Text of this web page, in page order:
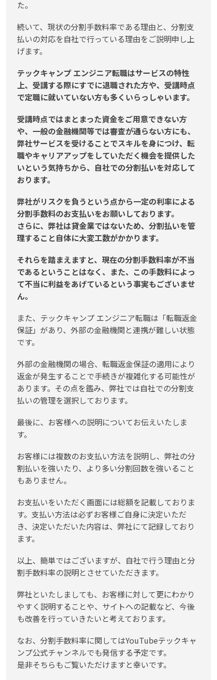
た。
続いて、現状の分割手数料率である理由と、分割支
払いの対応を自社で行っている理由をご説明申し上
げます。
テックキャンプ エンジニア転職はサービスの特性
上、受講する際にすでに退職された方や、受講時点
で定職に就いていない方も多くいらっしゃいます。
受講時点ではまとまった資金をご用意できない方
や、一般の金融機関等では審査が通らない方にも、
弊社サービスを受けることでスキルを身につけ、転
職やキャリアアップをしていただく機会を提供した
いという気持ちから、自社での分割払いを対応して
おります。
弊社がリスクを負うという点から一定の利率による
分割手数料のお支払いをお願いしております。
さらに、弊社は貸金業ではないため、分割払いを管
理すること自体に大変工数がかかります。
それらを踏まえますと、現在の分割手数料率が不当
であるということはなく、また、この手数料によっ
て不当に利益をあげているという事実もございませ
ん。
また、テックキャンプ エンジニア転職は「転職返金
保証」があり、外部の金融機関と連携が難しい状態
です。
外部の金融機関の場合、転職返金保証の適用により
返金が発生することで手続きが複雑化する可能性が
あります。その点を鑑み、弊社では自社での分割支
払いの管理を選択しております。
最後に、お客様への説明についてお伝えいたしま
す。
お客様には複数のお支払い方法を説明し、弊社の分
割払いを強いたり、より多い分割回数を強いること
もありません。
お支払いをいただく画面には総額を記載しておりま
す。支払い方法は必ずお客様ご自身に決定いただ
き、決定いただいた内容は、弊社にて記録しており
ます。
以上、簡単ではございますが、自社で行う理由と分
割手数料率の説明とさせていただきます。
弊社といたしましても、お客様に対して更にわかり
やすく説明することや、サイトへの記載など、今後
も改善を行っていきたいと考えております。
なお、分割手数料率に関してはYouTubeテックキャ
ンプ公式チャンネルでも発信する予定です。
是非そちらもご覧いただけますと幸いです。